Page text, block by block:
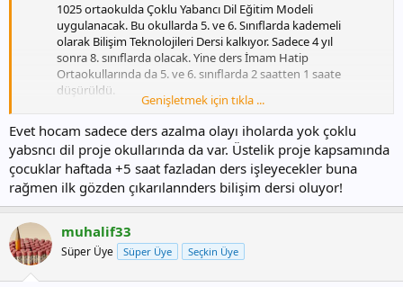
1025 ortaokulda Çoklu Yabancı Dil Eğitim Modeli
uygulanacak. Bu okullarda 5. ve 6. Sınıflarda kademeli
olarak Bilişim Teknolojileri Dersi kalkıyor. Sadece 4 yıl
sonra 8. sınıflarda olacak. Yine ders İmam Hatip
Ortaokullarında da 5. ve 6. sınıflarda 2 saatten 1 saate
düşürüldü.
— Teknolojik Ögretmenler (@teknogretmenler)
August 7, 2025
Genişletmek için tıkla ...
Evet hocam sadece ders azalma olayı iholarda yok çoklu
yabsncı dil proje okullarında da var. Üstelik proje kapsamında
çocuklar haftada +5 saat fazladan ders işleyecekler buna
rağmen ilk gözden çıkarılannders bilişim dersi oluyor!
muhalif33
Süper Üye Süper Üye Seçkin Üye